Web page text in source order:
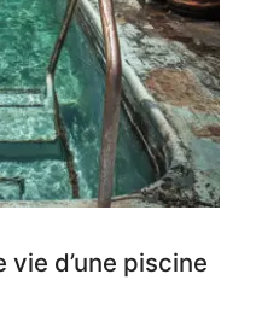
qui
les
projets
les
plus
?
d’une piscine